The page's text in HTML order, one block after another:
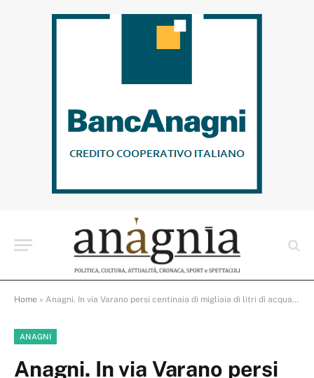
Home » Anagni. In via Varano persi centinaia di migliaia di litri di acqua potabile ma dal gestore del servizio idrico ancora nessun intervento risolutivo
ANAGNI
Anagni. In via Varano persi